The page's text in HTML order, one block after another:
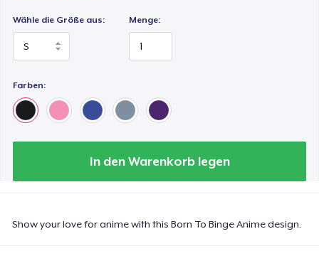
Wähle die Größe aus: Menge:
Farben:
In den Warenkorb legen
Show your love for anime with this Born To Binge Anime design.